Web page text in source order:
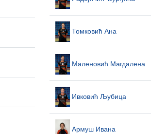
Томковић Ана
Маленовић Магдалена
Ивковић Љубица
Армуш Ивана